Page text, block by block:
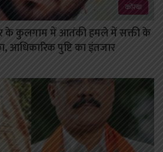
कोरबा
के कुलगाम में आतंकी हमले में सक्ती के
पुष्टि का इंतजार